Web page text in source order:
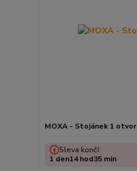
MOXA - Stojánek 1 otvor
Sleva končí:
1 den14hod35 min